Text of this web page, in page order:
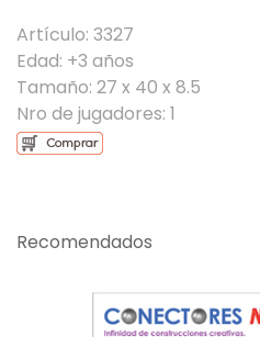
Artículo: 3327
Edad: +3 años
Tamaño: 27 x 40 x 8.5
Nro de jugadores: 1
Recomendados